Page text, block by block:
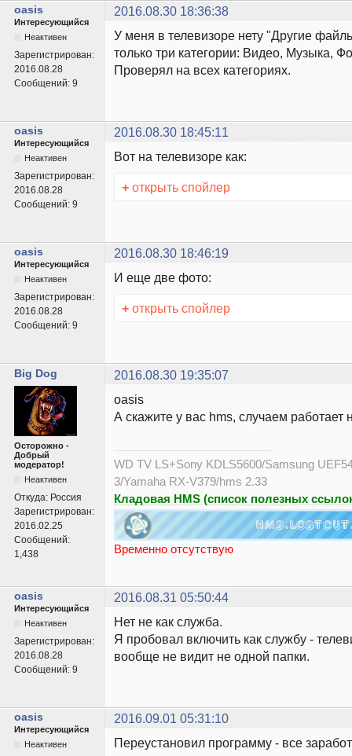
oasis 2016.08.30 18:36:38
Интересующийся
Неактивен
Зарегистрирован:
2016.08.28
Сообщений: 9
У меня в телевизоре нету "Другие
только три категории: Видео, Музыка,
Проверял на всех категориях.
oasis 2016.08.30 18:45:11
Интересующийся
Неактивен
Зарегистрирован:
2016.08.28
Сообщений: 9
Вот на телевизоре как:
+ открыть спойлер
oasis 2016.08.30 18:46:19
Интересующийся
Неактивен
Зарегистрирован:
2016.08.28
Сообщений: 9
И еще две фото:
+ открыть спойлер
Big Dog 2016.08.30 19:35:07
Осторожно -
Добрый
модератор!
Неактивен
Откуда: Россия
Зарегистрирован:
2016.02.25
Сообщений:
1,438
oasis
А скажите у вас hms, случаем работает
WD TV LS+Sony KDLS5600/Samsung
3/Yamaha RX-V379/hms 2.33
Кладовая HMS (список полезных
Временно отсутствую
oasis 2016.08.31 05:50:44
Интересующийся
Неактивен
Зарегистрирован:
2016.08.28
Сообщений: 9
Нет не как служба.
Я пробовал включить как службу -
вообще не видит не одной папки.
oasis 2016.09.01 05:31:10
Интересующийся
Неактивен
Переустановил программу - все